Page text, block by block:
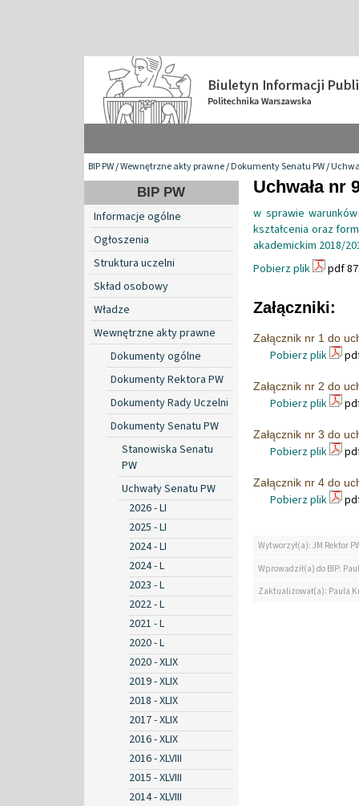
BIP PW/Wewnętrzne akty prawne/Dokumenty Senatu PW/
BIP PW
Informacje ogólne
Ogłoszenia
Struktura uczelni
Skład osobowy
Władze
Wewnętrzne akty prawne
Dokumenty ogólne
Dokumenty Rektora PW
Dokumenty Rady Uczelni
Dokumenty Senatu PW
Stanowiska Senatu
PW
Uchwały Senatu PW
2026 - LI
2025 - LI
2024 - LI
2024 - L
2023 - L
2022 - L
2021 - L
2020 - L
2020 - XLIX
2019 - XLIX
2018 - XLIX
2017 - XLIX
2016 - XLIX
2016 - XLVIII
2015 - XLVIII
2014 - XLVIII
Uchwała nr
w sprawie
kształcenia oraz
akademickim 2018/
Pobierz plik
pdf
Załączniki:
Załącznik nr 1 do
Pobierz plik
Załącznik nr 2 do
Pobierz plik
Załącznik nr 3 do
Pobierz plik
Załącznik nr 4 do
Pobierz plik
Wytworzył(a): JM Rektor
Wprowadził(a) do BIP:
Zaktualizował(a): Paula